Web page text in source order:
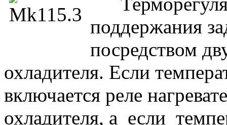
поддержания
посредством
охладителя. Если
включается реле
охладителя, а если